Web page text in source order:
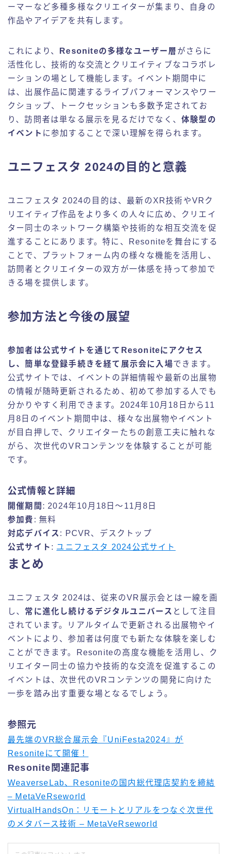
ーマーなど多種多様なクリエイターが集まり、自身の
作品やアイデアを共有します。
これにより、 Resoniteの多様なユーザー層 がさらに
活性化し、技術的な交流とクリエイティブなコラボレ
ーションの場として機能します。イベント期間中に
は、出展作品に関連するライブパフォーマンスやワー
クショップ、トークセッションも多数予定されてお
り、訪問者は単なる展示を見るだけでなく、 体験型の
イベント に参加することで深い理解を得られます。
ユニフェスタ 2024の目的と意義
ユニフェスタ 2024の目的は、最新のXR技術やVRク
リエイティブ作品をより多くの人々に広め、クリエイ
ター同士のネットワーク構築や技術的な相互交流を促
進することにあります。特に、Resoniteを舞台にする
ことで、プラットフォーム内の様々な機能を活用し、
訪問者とクリエイターの双方が一体感を持って参加で
きる場を提供します。
参加方法と今後の展望
参加者は公式サイトを通じてResoniteにアクセス
し、簡単な登録手続きを経て展示会に入場できます。
公式サイトでは、イベントの詳細情報や最新の出展物
の情報が随時更新されるため、初めて参加する人でも
分かりやすく利用できます。2024年10月18日から11
月8日のイベント期間中は、様々な出展物やイベント
が目白押しで、クリエイターたちの創意工夫に触れな
がら、次世代のVRコンテンツを体験することが可能
です。
公式情報と詳細
開催期間 : 2024年10月18日～11月8日
参加費 : 無料
対応デバイス : PCVR、デスクトップ
公式サイト : ユニフェスタ 2024公式サイト
まとめ
ユニフェスタ 2024は、従来のVR展示会とは一線を画
し、 常に進化し続けるデジタルユニバース として注目
されています。リアルタイムで更新される出展物やイ
ベントにより、参加者は何度でも新たな体験を楽しむ
ことができます。Resoniteの高度な機能を活用し、ク
リエイター同士の協力や技術的な交流を促進するこの
イベントは、次世代のVRコンテンツの開発に向けた
一歩を踏み出す重要な場となるでしょう。
参照元
最先端のVR総合展示会『UniFesta2024』が
Resoniteにて開催！
Resonite関連記事
WeaverseLab、Resoniteの国内総代理店契約を締結
– MetaVeRseworld
VirtualHandsOn：リモートとリアルをつなぐ次世代
のメタバース技術 – MetaVeRseworld